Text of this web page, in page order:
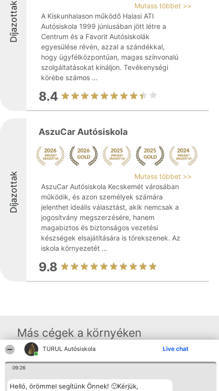
TURUL Autósiskola Live chat
09:26
Helló, örömmel segítünk Önnek! 🙂Kérjük,
Díjazottak
Mutass többet >>
A Kiskunhalason működő Halasi ATI
Autósiskola 1999 júniusában jött létre a
Centrum és a Favorit Autósiskolák
egyesülése révén, azzal a szándékkal,
hogy ügyfélközpontúan, magas színvonalú
szolgáltatásokat kínáljon. Tevékenységi
körébe számos ...
8.4
Díjazottak
AszuCar Autósiskola
Mutass többet >>
AszuCar Autósiskola Kecskemét városában
működik, és azon személyek számára
jelenthet ideális választást, akik nemcsak a
jogosítvány megszerzésére, hanem
magabiztos és biztonságos vezetési
készségek elsajátítására is törekszenek. Az
iskola környezetét ...
9.8
Más cégek a környéken
Rangsorszervező
Bulevardul Aleea Timișul De
Sus Nr. 2, Bl. A30, Sc. A, Et.
Népszavazás
Az összes
díjazottak
Elérhetőség